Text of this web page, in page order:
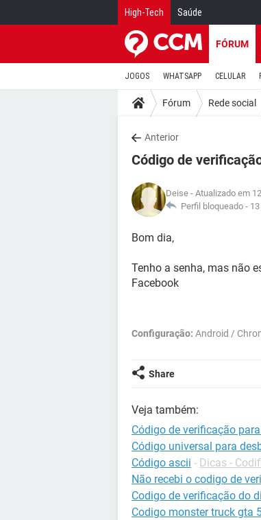
High-Tech Saúde
FÓRUM
JOGOS WHATSAPP CELULAR
Fórum Rede social
Anterior
Código de
Deise - Atualizado em
Perfil bloqueado -
Bom dia,
Tenho a senha, mas não
Facebook
Configuração: Android /
Share
Veja também:
Código de verificação
Código universal para
Código ascii - Dicas -
Não recebi o codigo de
Codigo de verificação do
Codigo monster truck gta